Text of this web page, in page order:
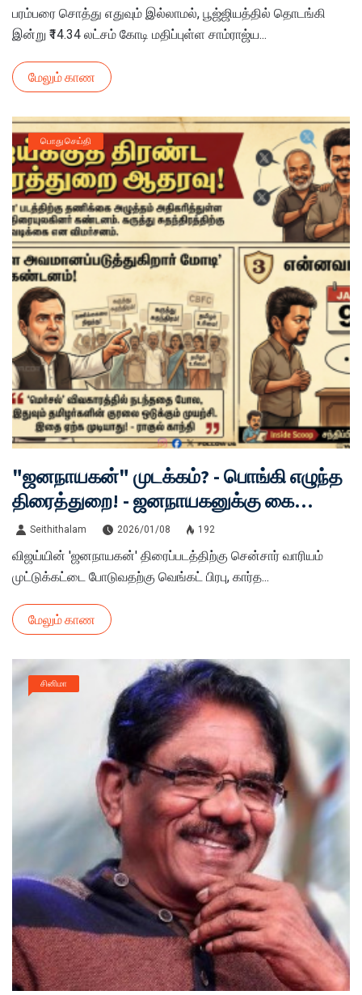
பரம்பரை சொத்து எதுவும் இல்லாமல், பூஜ்ஜியத்தில் தொடங்கி
இன்று ₹14.34 லட்சம் கோடி மதிப்புள்ள சாம்ராஜ்ய...
மேலும் காண
பொது செய்தி
"ஜனநாயகன்" முடக்கம்? - பொங்கி எழுந்த
திரைத்துறை! - ஜனநாயகனுக்கு கை
கொடுக்கும் காங்கிரஸ்!
Seithithalam 2026/01/08 192
விஜய்யின் 'ஜனநாயகன்' திரைப்படத்திற்கு சென்சார் வாரியம்
முட்டுக்கட்டை போடுவதற்கு வெங்கட் பிரபு, கார்த...
மேலும் காண
சினிமா